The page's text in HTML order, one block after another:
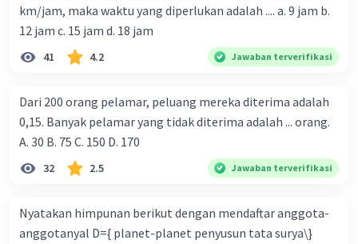
km/jam, maka waktu yang diperlukan adalah .... a. 9 jam b.
12 jam c. 15 jam d. 18 jam
41 4.2 Jawaban terverifikasi
Dari 200 orang pelamar, peluang mereka diterima adalah
0,15. Banyak pelamar yang tidak diterima adalah ... orang.
A. 30 B. 75 C. 150 D. 170
32 2.5 Jawaban terverifikasi
Nyatakan himpunan berikut dengan mendaftar anggota-
anggotanyal D={ planet-planet penyusun tata surya\}